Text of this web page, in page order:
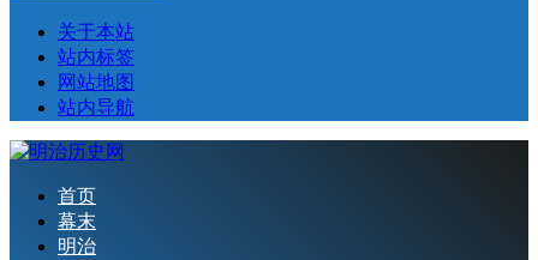
关于本站
站内标签
网站地图
站内导航
首页
幕末
明治